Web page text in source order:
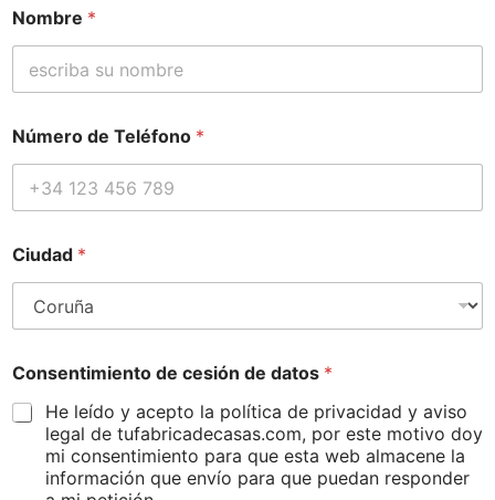
Nombre *
Número de Teléfono *
Ciudad *
i
u
d
Consentimiento de cesión de datos *
He leído y acepto la política de privacidad y aviso
legal de tufabricadecasas.com, por este motivo doy
mi consentimiento para que esta web almacene la
información que envío para que puedan responder